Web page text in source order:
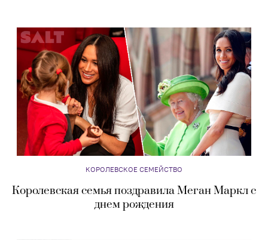
КОРОЛЕВСКОЕ СЕМЕЙСТВО
Королевская семья поздравила Меган Маркл с
днем рождения